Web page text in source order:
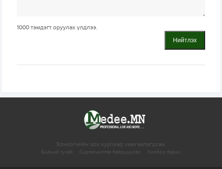
1000 тэмдэгт оруулах үлдлээ.
Нийтлэх
Зохиогчийн эрх хуулиар хамгаалагдсан.
Бидний тухай Сурталчилгаа байршуулах Холбоо барих